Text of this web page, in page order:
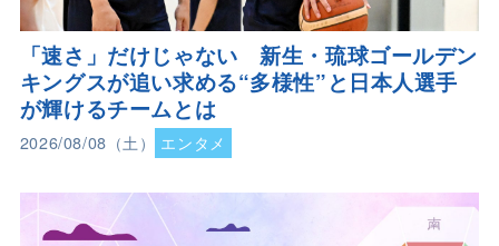
「速さ」だけじゃない 新生・琉球ゴールデン
キングスが追い求める“多様性”と日本人選手
が輝けるチームとは
2026/08/08（土） エンタメ